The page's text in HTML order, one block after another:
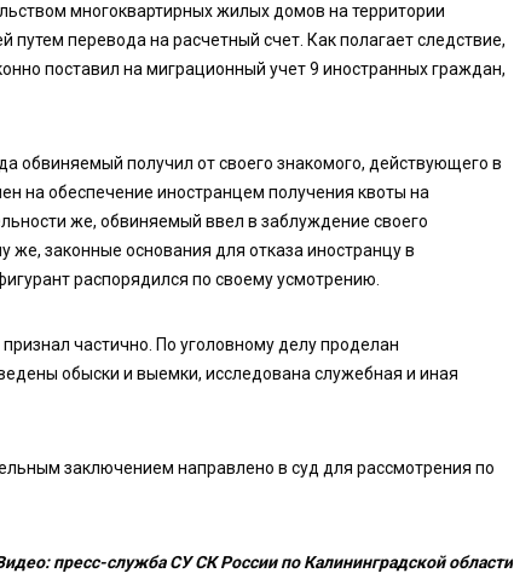
многоквартирных жилых домов на территории
путем перевода на расчетный счет. Как полагает следствие,
поставил на миграционный учет 9 иностранных граждан,
обвиняемый получил от своего знакомого, действующего в
на обеспечение иностранцем получения квоты на
же, обвиняемый ввел в заблуждение своего
же, законные основания для отказа иностранцу в
распорядился по своему усмотрению.
частично. По уголовному делу проделан
обыски и выемки, исследована служебная и иная
заключением направлено в суд для рассмотрения по
пресс-служба СУ СК России по Калининградской области